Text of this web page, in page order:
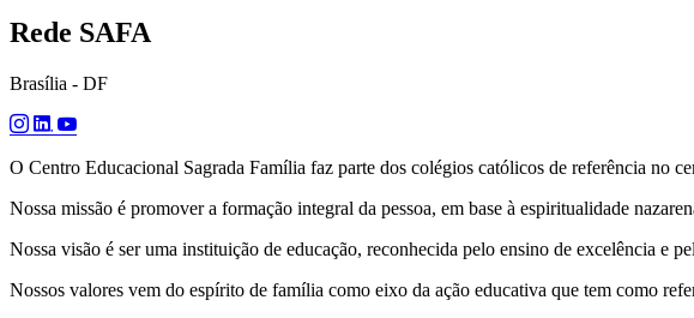
Rede SAFA
Brasília - DF
O Centro Educacional Sagrada Família faz parte dos colégios católicos de referência no
Nossa missão é promover a formação integral da pessoa, em base à espiritualidade
Nossa visão é ser uma instituição de educação, reconhecida pelo ensino de excelência e
Nossos valores vem do espírito de família como eixo da ação educativa que tem como